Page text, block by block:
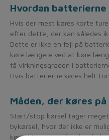
Hvordan
Hvis der mest køres korte
efter dette, der kan således
Dette er ikke en fejl på
køre længere ved at køre
få virkningsgraden i
Hvis batterierne køres helt
Måden, der køres på
Start/stop kørsel tager
bykørsel, hvor der ikke er
kørsel i centre, gågader,